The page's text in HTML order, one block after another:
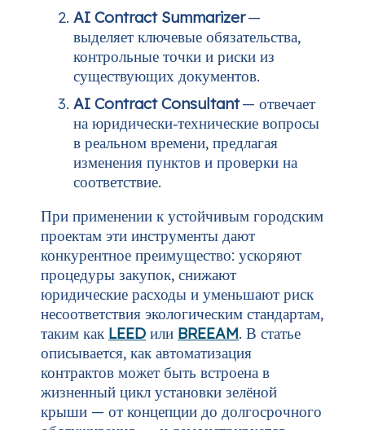
AI Contract Summarizer—
выделяет ключевые обязательства,
контрольные точки и риски из
существующих документов.
AI Contract Consultant— отвечает
на юридически‑технические вопросы
в реальном времени, предлагая
изменения пунктов и проверки на
соответствие.
При применении к устойчивым городским
проектам эти инструменты дают
конкурентное преимущество: ускоряют
процедуры закупок, снижают
юридические расходы и уменьшают риск
несоответствия экологическим стандартам,
таким как LEED или BREEAM. В статье
описывается, как автоматизация
контрактов может быть встроена в
жизненный цикл установки зелёной
крыши — от концепции до долгосрочного